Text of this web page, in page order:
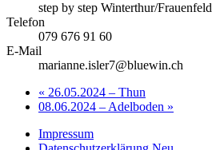
step by step Winterthur/Frauenfeld
Telefon
079 676 91 60
E-Mail
marianne.isler7@bluewin.ch
« 26.05.2024 – Thun
08.06.2024 – Adelboden »
Impressum